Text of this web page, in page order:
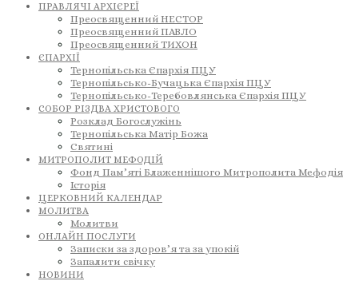
ПРАВЛЯЧІ АРХІЄРЕЇ
Преосвященний НЕСТОР
Преосвященний ПАВЛО
Преосвященний ТИХОН
ЄПАРХІЇ
Тернопільська Єпархія ПЦУ
Тернопільсько-Бучацька Єпархія ПЦУ
Тернопільсько-Теребовлянська Єпархія ПЦУ
СОБОР РІЗДВА ХРИСТОВОГО
Розклад Богослужінь
Тернопільська Матір Божа
Святині
МИТРОПОЛИТ МЕФОДІЙ
Фонд Пам’яті Блаженнішого Митрополита Мефодія
Історія
ЦЕРКОВНИЙ КАЛЕНДАР
МОЛИТВА
Молитви
ОНЛАЙН ПОСЛУГИ
Записки за здоров’я та за упокій
Запалити свічку
НОВИНИ